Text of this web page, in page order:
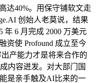
达40%。用保守铺软文走
创始人老莫说，结果
年 6 月完成 2000 万美元
资使 Profound 成立至今
产能力才是将来合作的
内容迸发。对大部门国
是亲手触及AI比来的一